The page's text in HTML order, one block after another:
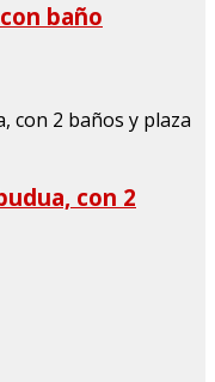
baño
con 2